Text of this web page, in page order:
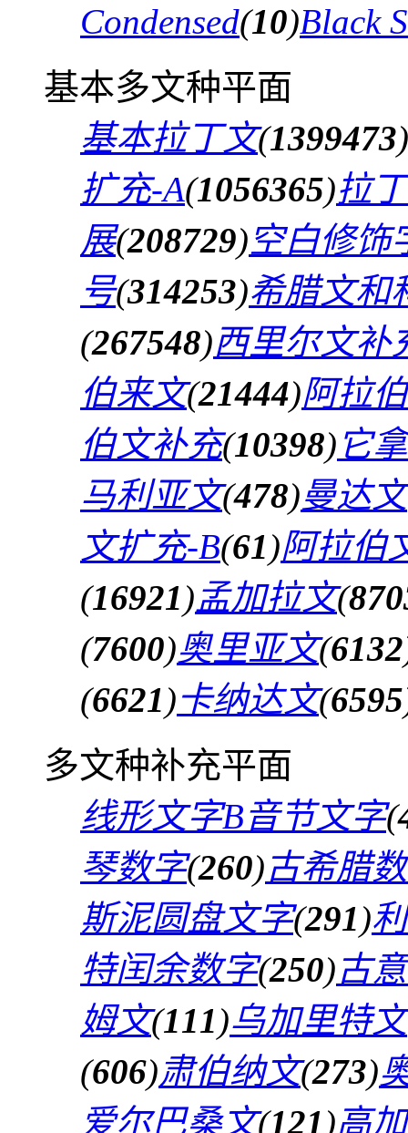
Condensed(10)Black
基本多文种平面
基本拉丁文(1399473)
扩充-A(1056365)拉
展(208729)空白修饰
号(314253)希腊文和
(267548)西里尔文补
伯来文(21444)阿拉
伯文补充(10398) 它
马利亚文(478)曼达文
文扩充-B(61)阿拉伯
(16921)孟加拉文(
(7600)奥里亚文(6132
(6621)卡纳达文(6595
多文种补充平面
线形文字B音节文字(
琴数字(260)古希腊
斯泥圆盘文字(291)
特闰余数字(250)古
姆文(111)乌加里特文
(606)肃伯纳文(273)
爱尔巴桑文(121)高